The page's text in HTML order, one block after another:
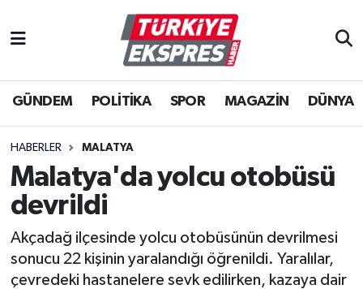
GÜNDEM POLİTİKA SPOR MAGAZİN DÜNYA
HABERLER MALATYA
Malatya'da yolcu otobüsü
devrildi
Akçadağ ilçesinde yolcu otobüsünün devrilmesi
sonucu 22 kişinin yaralandığı öğrenildi. Yaralılar,
çevredeki hastanelere sevk edilirken, kazaya dair
İstanbul Nöbetçi Eczaneler
İstanbul Hava Durumu
İstanbul Namaz Vakitleri
İstanbul Trafik Yoğunluk Haritası
Tüm Manşetler